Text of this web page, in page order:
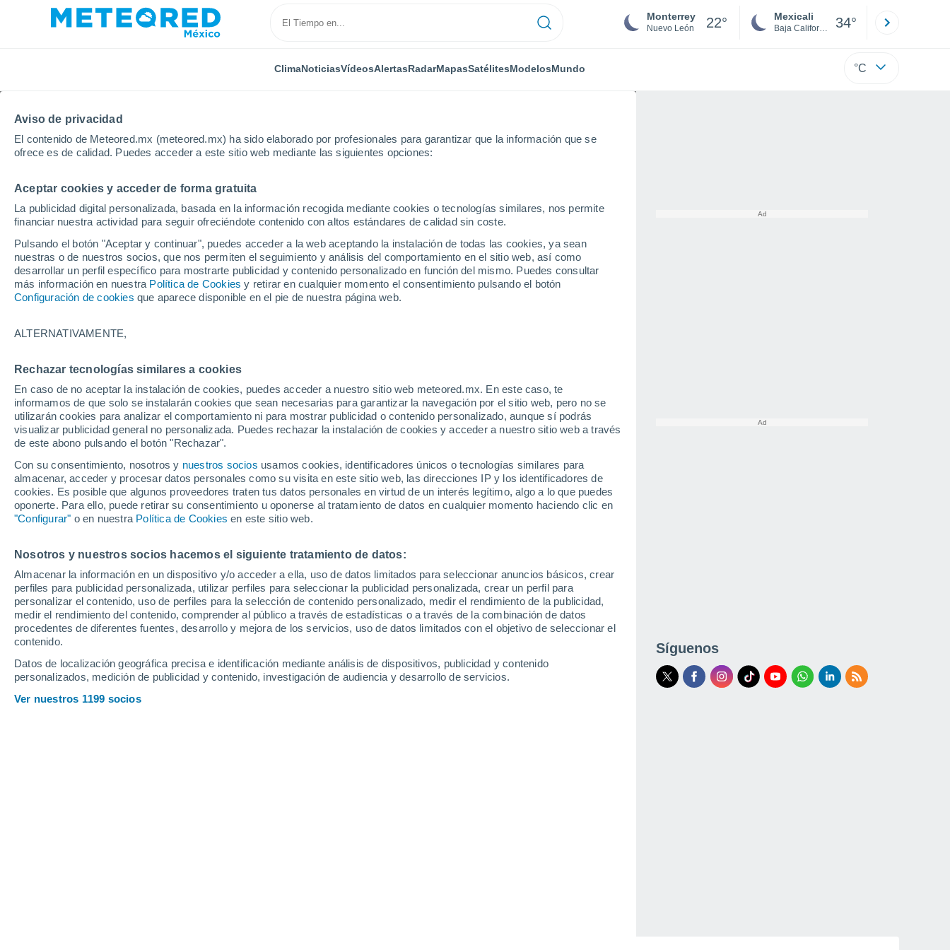
Aviso de privacidad
El contenido de Meteored.mx (meteored.mx) ha sido elaborado por profesionales para garantizar que la información que se
ofrece es de calidad. Puedes acceder a este sitio web mediante las siguientes opciones:
Aceptar cookies y acceder de forma gratuita
La publicidad digital personalizada, basada en la información recogida mediante cookies o tecnologías similares, nos permite
financiar nuestra actividad para seguir ofreciéndote contenido con altos estándares de calidad sin coste.
Pulsando el botón "Aceptar y continuar", puedes acceder a la web aceptando la instalación de todas las cookies, ya sean
nuestras o de nuestros socios, que nos permiten el seguimiento y análisis del comportamiento en el sitio web, así como
desarrollar un perfil específico para mostrarte publicidad y contenido personalizado en función del mismo. Puedes consultar
más información en nuestra Política de Cookies y retirar en cualquier momento el consentimiento pulsando el botón
Configuración de cookies que aparece disponible en el pie de nuestra página web.
ALTERNATIVAMENTE,
Rechazar tecnologías similares a cookies
En caso de no aceptar la instalación de cookies, puedes acceder a nuestro sitio web meteored.mx. En este caso, te
informamos de que solo se instalarán cookies que sean necesarias para garantizar la navegación por el sitio web, pero no se
utilizarán cookies para analizar el comportamiento ni para mostrar publicidad o contenido personalizado, aunque sí podrás
visualizar publicidad general no personalizada. Puedes rechazar la instalación de cookies y acceder a nuestro sitio web a través
de este abono pulsando el botón "Rechazar".
Con su consentimiento, nosotros y nuestros socios usamos cookies, identificadores únicos o tecnologías similares para
almacenar, acceder y procesar datos personales como su visita en este sitio web, las direcciones IP y los identificadores de
cookies. Es posible que algunos proveedores traten tus datos personales en virtud de un interés legítimo, algo a lo que puedes
oponerte. Para ello, puede retirar su consentimiento u oponerse al tratamiento de datos en cualquier momento haciendo clic en
"Configurar" o en nuestra Política de Cookies en este sitio web.
Nosotros y nuestros socios hacemos el siguiente tratamiento de datos:
Almacenar la información en un dispositivo y/o acceder a ella, uso de datos limitados para seleccionar anuncios básicos, crear
perfiles para publicidad personalizada, utilizar perfiles para seleccionar la publicidad personalizada, crear un perfil para
personalizar el contenido, uso de perfiles para la selección de contenido personalizado, medir el rendimiento de la publicidad,
medir el rendimiento del contenido, comprender al público a través de estadísticas o a través de la combinación de datos
procedentes de diferentes fuentes, desarrollo y mejora de los servicios, uso de datos limitados con el objetivo de seleccionar el
contenido.
Datos de localización geográfica precisa e identificación mediante análisis de dispositivos, publicidad y contenido
personalizados, medición de publicidad y contenido, investigación de audiencia y desarrollo de servicios.
Ver nuestros 1199 socios
Monterrey
Nuevo León 22° Mexicali
Baja California 34°
ClimaNoticiasVídeosAlertasRadarMapasSatélitesModelosMundo °C
Inicio Irlanda
Clima en Irlanda
Hoy, 8 agosto Todo el día Símbolo
22°
12°
Athlone
17°
20°
15°
Cahersiveen
11°
Cashel
18°
15°
Clifden
21°
14°
21°
12°
Donegal
19°
20°
22°
Glencolmcille
Kilkenny
22°
13°
Killarney
24°
13°
Limerick
13°
Mayo
21°
12°
Wexford
23°
12°
Condados Irlanda
Síguenos